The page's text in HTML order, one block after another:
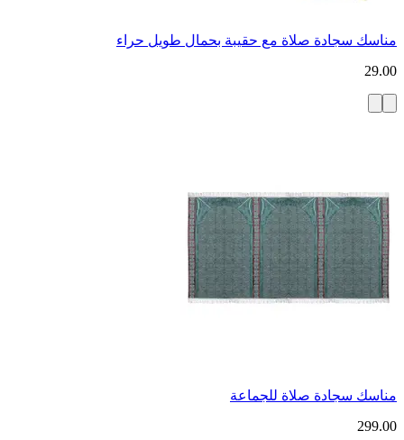
مناسك سجادة صلاة مع حقيبة بحمال طويل حراء
29.00
مناسك سجادة صلاة للجماعة
299.00